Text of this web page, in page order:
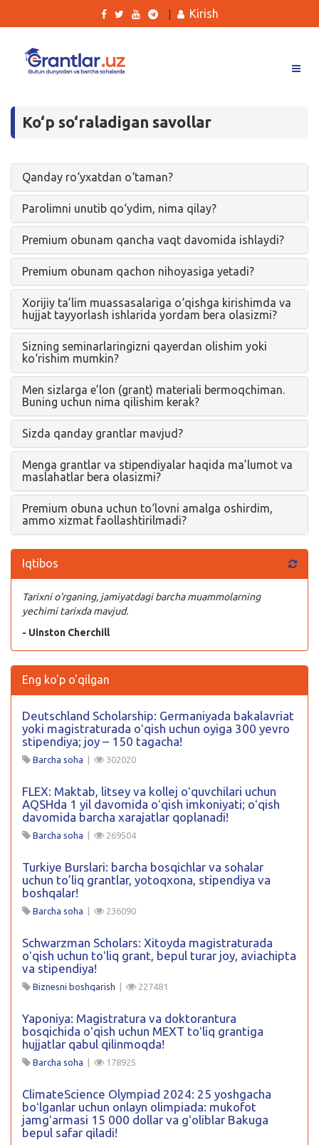
Tanlovlar
Kurslar
Blog
Yana
Qidirish
Kirish
Kirish
Ko‘p so‘raladigan savollar
Qanday ro‘yxatdan o‘taman?
Parolimni unutib qo‘ydim, nima qilay?
Premium obunam qancha vaqt davomida ishlaydi?
Premium obunam qachon nihoyasiga yetadi?
Xorijiy ta’lim muassasalariga o‘qishga kirishimda va
hujjat tayyorlash ishlarida yordam bera olasizmi?
Sizning seminarlaringizni qayerdan olishim yoki
ko‘rishim mumkin?
Men sizlarga e’lon (grant) materiali bermoqchiman.
Buning uchun nima qilishim kerak?
Sizda qanday grantlar mavjud?
Menga grantlar va stipendiyalar haqida ma’lumot va
maslahatlar bera olasizmi?
Premium obuna uchun to‘lovni amalga oshirdim,
ammo xizmat faollashtirilmadi?
Iqtibos
Tarixni o‘rganing, jamiyatdagi barcha muammolarning
yechimi tarixda mavjud.
- Uinston Cherchill
Eng ko'p o'qilgan
Deutschland Scholarship: Germaniyada bakalavriat
yoki magistraturada oʻqish uchun oyiga 300 yevro
stipendiya; joy – 150 tagacha!
Barcha soha 302020
FLEX: Maktab, litsey va kollej oʻquvchilari uchun
AQSHda 1 yil davomida oʻqish imkoniyati; oʻqish
davomida barcha xarajatlar qoplanadi!
Barcha soha 269504
Turkiye Burslari: barcha bosqichlar va sohalar
uchun to’liq grantlar, yotoqxona, stipendiya va
boshqalar!
Barcha soha 236090
Schwarzman Scholars: Xitoyda magistraturada
oʻqish uchun toʻliq grant, bepul turar joy, aviachipta
va stipendiya!
Biznesni boshqarish 227481
Yaponiya: Magistratura va doktorantura
bosqichida oʻqish uchun MEXT toʻliq grantiga
hujjatlar qabul qilinmoqda!
Barcha soha 178925
ClimateScience Olympiad 2024: 25 yoshgacha
boʻlganlar uchun onlayn olimpiada: mukofot
jamgʻarmasi 15 000 dollar va gʻoliblar Bakuga
bepul safar qiladi!